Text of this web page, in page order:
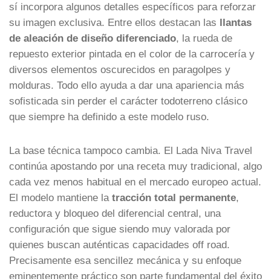
sí incorpora algunos detalles específicos para reforzar
su imagen exclusiva. Entre ellos destacan las llantas
de aleación de diseño diferenciado, la rueda de
repuesto exterior pintada en el color de la carrocería y
diversos elementos oscurecidos en paragolpes y
molduras. Todo ello ayuda a dar una apariencia más
sofisticada sin perder el carácter todoterreno clásico
que siempre ha definido a este modelo ruso.
La base técnica tampoco cambia. El Lada Niva Travel
continúa apostando por una receta muy tradicional, algo
cada vez menos habitual en el mercado europeo actual.
El modelo mantiene la tracción total permanente,
reductora y bloqueo del diferencial central, una
configuración que sigue siendo muy valorada por
quienes buscan auténticas capacidades off road.
Precisamente esa sencillez mecánica y su enfoque
eminentemente práctico son parte fundamental del éxito